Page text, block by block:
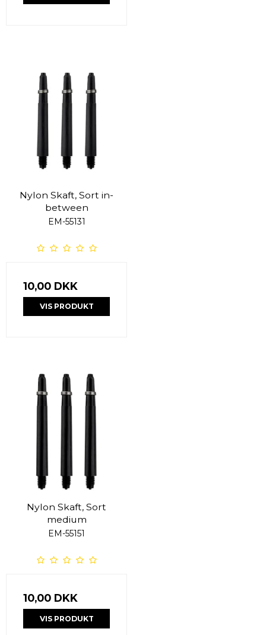
Nylon Skaft, Sort in-
between
EM-55131
10,00 DKK
VIS PRODUKT
Nylon Skaft, Sort
medium
EM-55151
10,00 DKK
VIS PRODUKT